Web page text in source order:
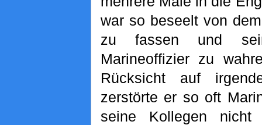
war so beseelt von
zu fassen und
Marineoffizier zu
Rücksicht auf
zerstörte er so oft
seine Kollegen nicht